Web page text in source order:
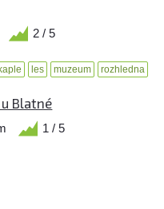
2 / 5
les muzeum rozhledna
Blatné
1 / 5